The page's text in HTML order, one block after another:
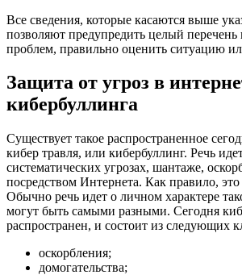
Все сведения, которые касаются выше
позволяют предупредить целый
проблем, правильно оценить ситуацию
Защита от угроз в
кибербуллинга
Существует такое распространенное
кибер травля, или кибербуллинг. Речь
систематических угрозах, шантаже,
посредством Интернета. Как правило,
Обычно речь идет о личном характере
могут быть самыми разными. Сегодня
распространен, и состоит из следующих
оскорбления;
домогательства;